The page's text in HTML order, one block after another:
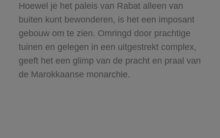
Hoewel je het paleis van Rabat alleen van
buiten kunt bewonderen, is het een imposant
gebouw om te zien. Omringd door prachtige
tuinen en gelegen in een uitgestrekt complex,
geeft het een glimp van de pracht en praal van
de Marokkaanse monarchie.